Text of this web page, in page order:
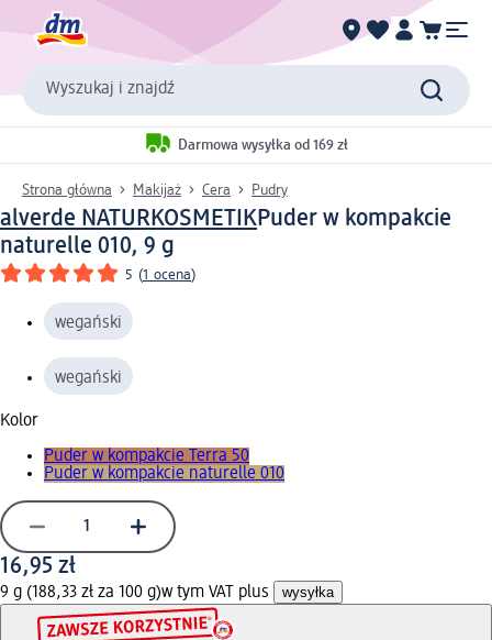
Wyszukaj i znajdź
Darmowa wysyłka od 169 zł
Strona główna Makijaż Cera Pudry
alverde NATURKOSMETIKPuder w kompakcie
naturelle 010, 9 g
5 (1 ocena)
wegański
wegański
Kolor
Puder w kompakcie Terra 50
Puder w kompakcie naturelle 010
16,95 zł
9 g (188,33 zł za 100 g)w tym VAT plus wysyłka